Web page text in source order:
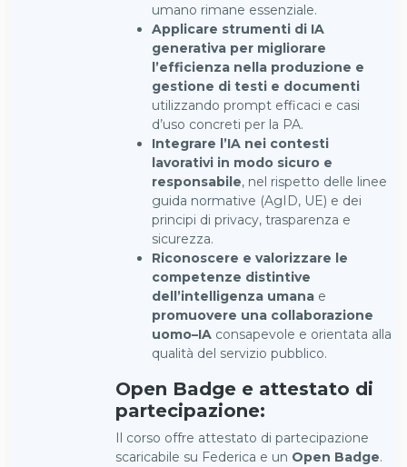
umano rimane essenziale.
Applicare strumenti di IA
generativa per migliorare
l’efficienza nella produzione e
gestione di testi e documenti
utilizzando prompt efficaci e casi
d’uso concreti per la PA.
Integrare l’IA nei contesti
lavorativi in modo sicuro e
responsabile, nel rispetto delle linee
guida normative (AgID, UE) e dei
principi di privacy, trasparenza e
sicurezza.
Riconoscere e valorizzare le
competenze distintive
dell’intelligenza umana e
promuovere una collaborazione
uomo–IA consapevole e orientata alla
qualità del servizio pubblico.
Open Badge e attestato di
partecipazione:
Il corso offre attestato di partecipazione
scaricabile su Federica e un Open Badge.